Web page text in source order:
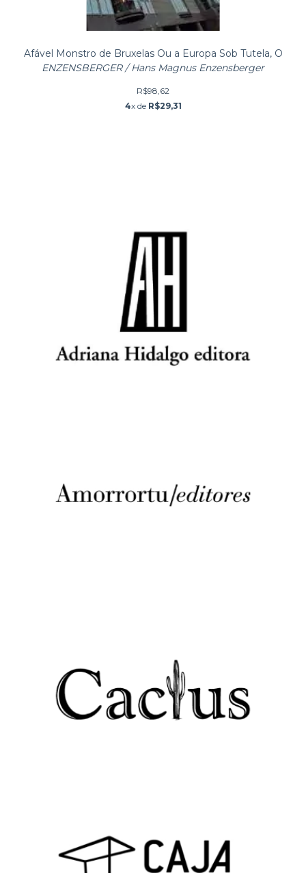
Afável Monstro de Bruxelas Ou a Europa Sob Tutela, O
ENZENSBERGER / Hans Magnus Enzensberger
R$98,62
4x de R$29,31